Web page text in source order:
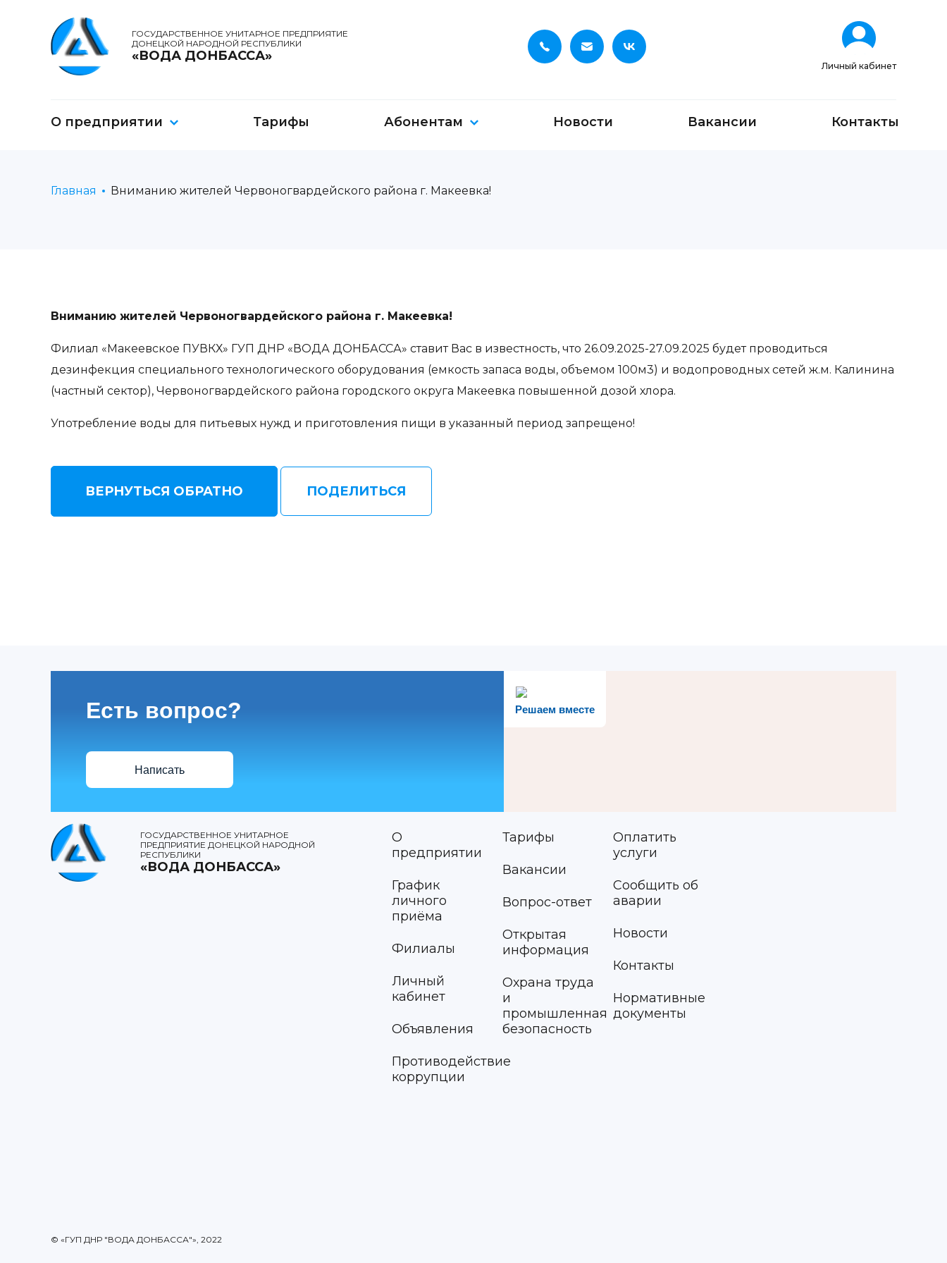
ГОСУДАРСТВЕННОЕ УНИТАРНОЕ ПРЕДПРИЯТИЕ
ДОНЕЦКОЙ НАРОДНОЙ РЕСПУБЛИКИ
«ВОДА ДОНБАССА»
Личный кабинет
О предприятии Тарифы Абонентам Новости Вакансии Контакты
Главная Вниманию жителей Червоногвардейского района г. Макеевка!
Вниманию жителей Червоногвардейского района г. Макеевка!
Филиал «Макеевское ПУВКХ» ГУП ДНР «ВОДА ДОНБАССА» ставит Вас в известность, что 26.09.2025-27.09.2025 будет проводиться
дезинфекция специального технологического оборудования (емкость запаса воды, объемом 100м3) и водопроводных сетей ж.м. Калинина
(частный сектор), Червоногвардейского района городского округа Макеевка повышенной дозой хлора.
Употребление воды для питьевых нужд и приготовления пищи в указанный период запрещено!
ВЕРНУТЬСЯ ОБРАТНО ПОДЕЛИТЬСЯ
Решаем вместе
Есть вопрос?
Написать
ГОСУДАРСТВЕННОЕ УНИТАРНОЕ
ПРЕДПРИЯТИЕ ДОНЕЦКОЙ НАРОДНОЙ
РЕСПУБЛИКИ
«ВОДА ДОНБАССА»
О
предприятии
График
личного
приёма
Филиалы
Личный
кабинет
Объявления
Противодействие
коррупции
Тарифы
Вакансии
Вопрос-ответ
Открытая
информация
Охрана труда
и
промышленная
безопасность
Оплатить
услуги
Сообщить об
аварии
Новости
Контакты
Нормативные
документы
© «ГУП ДНР "ВОДА ДОНБАССА"», 2022